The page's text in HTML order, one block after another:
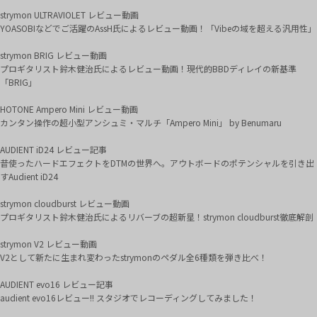
strymon ULTRAVIOLET レビュー動画
YOASOBIなどでご活躍のAssH氏によるレビュー動画！「Vibeの域を超える汎用性」
strymon BRIG レビュー動画
プロギタリスト鈴木健治氏によるレビュー動画！現代的BBDディレイの新基準
「BRIG」
HOTONE Ampero Mini レビュー動画
カンタン操作の超小型アンシュミ・マルチ「Ampero Mini」 by Benumaru
AUDIENT iD24 レビュー記事
昔使ったハードエフェクトをDTMの世界へ。アウトボードのポテンシャルを引き出
すAudient iD24
strymon cloudburst レビュー動画
プロギタリスト鈴木健治氏によるリバーブの超新星！strymon cloudburst徹底解剖
strymon V2 レビュー動画
V2として新たに生まれ変わったstrymonのペダル全6種類を弾き比べ！
AUDIENT evo16 レビュー記事
audient evo16レビュー!! スタジオでレコーディングしてみました！